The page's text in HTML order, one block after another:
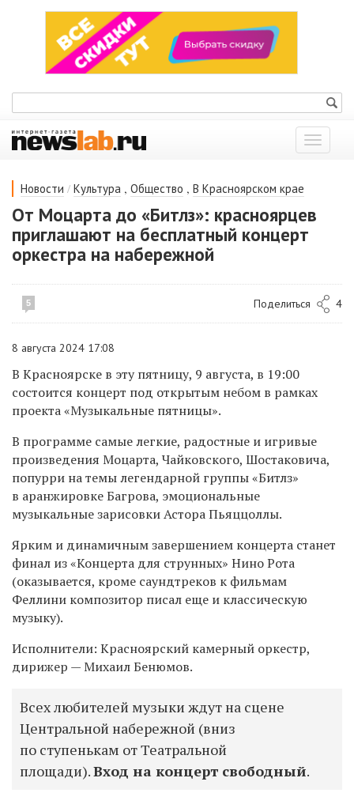
Показать
меню
Новости / Культура , Общество , В Красноярском крае
От Моцарта до «Битлз»: красноярцев
приглашают на бесплатный концерт
оркестра на набережной
5 Поделиться 4
8 августа 2024 17:08
В Красноярске в эту пятницу, 9 августа, в 19:00
состоится концерт под открытым небом в рамках
проекта «Музыкальные пятницы».
В программе самые легкие, радостные и игривые
произведения Моцарта, Чайковского, Шостаковича,
попурри на темы легендарной группы «Битлз»
в аранжировке Багрова, эмоциональные
музыкальные зарисовки Астора Пьяццоллы.
Ярким и динамичным завершением концерта станет
финал из «Концерта для струнных» Нино Рота
(оказывается, кроме саундтреков к фильмам
Феллини композитор писал еще и классическую
музыку).
Исполнители: Красноярский камерный оркестр,
дирижер — Михаил Бенюмов.
Всех любителей музыки ждут на сцене
Центральной набережной (вниз
по ступенькам от Театральной
площади).Вход на концерт свободный.